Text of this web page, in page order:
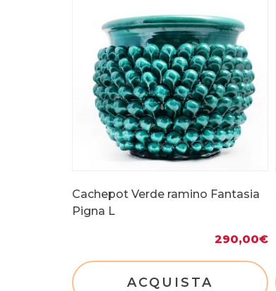
Cachepot Verde ramino Fantasia
Pigna L
290,00€
ACQUISTA